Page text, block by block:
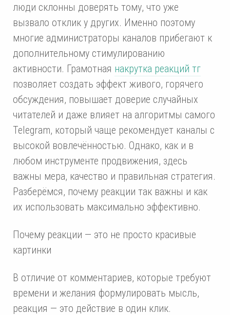
люди склонны доверять тому, что уже
вызвало отклик у других. Именно поэтому
многие администраторы каналов прибегают к
дополнительному стимулированию
активности. Грамотная накрутка реакций тг
позволяет создать эффект живого, горячего
обсуждения, повышает доверие случайных
читателей и даже влияет на алгоритмы самого
Telegram, который чаще рекомендует каналы с
высокой вовлечённостью. Однако, как и в
любом инструменте продвижения, здесь
важны мера, качество и правильная стратегия.
Разберёмся, почему реакции так важны и как
их использовать максимально эффективно.
Почему реакции — это не просто красивые
картинки
В отличие от комментариев, которые требуют
времени и желания формулировать мысль,
реакция — это действие в один клик.